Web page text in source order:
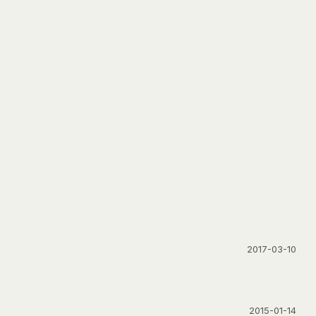
2017-03-10
2015-01-14